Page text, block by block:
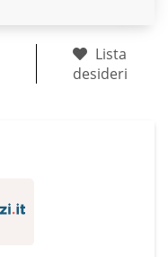
Lista
desideri